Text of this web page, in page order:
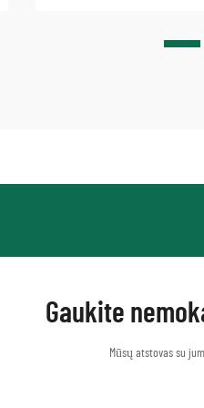
Gaukite
Mūsų atstovas su